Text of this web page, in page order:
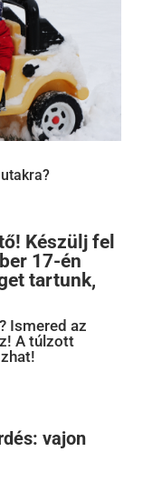
Készülj fel
17-én
tartunk,
Ismered az
A túlzott
vajon